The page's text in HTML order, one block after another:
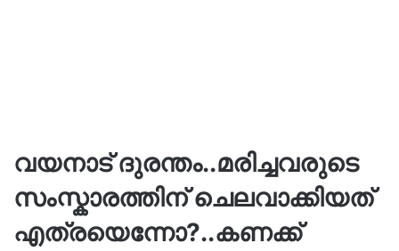
വയനാട് ദുരന്തം..മരിച്ചവരുടെ
സംസ്കാരത്തിന് ചെലവാക്കിയത്
എത്രയെന്നോ?..കണക്ക്